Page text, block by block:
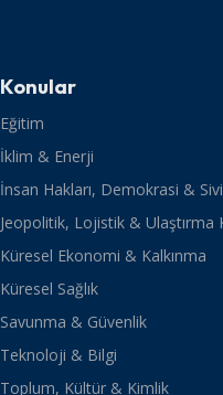
Konular
Eğitim
İklim & Enerji
İnsan Hakları, Demokrasi &
Jeopolitik, Lojistik & Ulaştırma
Küresel Ekonomi & Kalkınma
Küresel Sağlık
Savunma & Güvenlik
Teknoloji & Bilgi
Toplum, Kültür & Kimlik